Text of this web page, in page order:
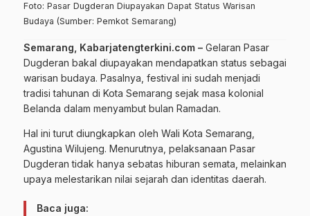
Foto: Pasar Dugderan Diupayakan Dapat Status Warisan
Budaya (Sumber: Pemkot Semarang)
Semarang, Kabarjatengterkini.com – Gelaran Pasar
Dugderan bakal diupayakan mendapatkan status sebagai
warisan budaya. Pasalnya, festival ini sudah menjadi
tradisi tahunan di Kota Semarang sejak masa kolonial
Belanda dalam menyambut bulan Ramadan.
Hal ini turut diungkapkan oleh Wali Kota Semarang,
Agustina Wilujeng. Menurutnya, pelaksanaan Pasar
Dugderan tidak hanya sebatas hiburan semata, melainkan
upaya melestarikan nilai sejarah dan identitas daerah.
Baca juga: